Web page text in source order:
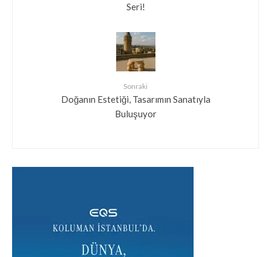
Seri!
Sonraki
Doğanın Estetiği, Tasarımın Sanatıyla
Buluşuyor